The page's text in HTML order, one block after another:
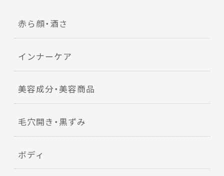
赤ら顔・酒さ
インナーケア
美容成分・美容商品
毛穴開き・黒ずみ
ボディ